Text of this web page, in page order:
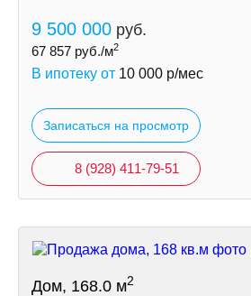
9 500 000 руб.
67 857 руб./м2
В ипотеку от 10 000 р/мес
Записаться на просмотр
8 (928) 411-79-51
Дом, 168.0 м2